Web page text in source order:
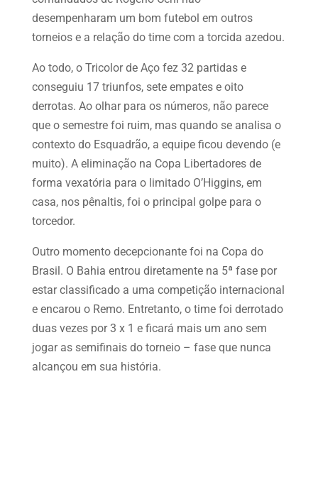
desempenharam um bom futebol em outros
torneios e a relação do time com a torcida azedou.
Ao todo, o Tricolor de Aço fez 32 partidas e
conseguiu 17 triunfos, sete empates e oito
derrotas. Ao olhar para os números, não parece
que o semestre foi ruim, mas quando se analisa o
contexto do Esquadrão, a equipe ficou devendo (e
muito). A eliminação na Copa Libertadores de
forma vexatória para o limitado O’Higgins, em
casa, nos pênaltis, foi o principal golpe para o
torcedor.
Outro momento decepcionante foi na Copa do
Brasil. O Bahia entrou diretamente na 5ª fase por
estar classificado a uma competição internacional
e encarou o Remo. Entretanto, o time foi derrotado
duas vezes por 3 x 1 e ficará mais um ano sem
jogar as semifinais do torneio – fase que nunca
alcançou em sua história.